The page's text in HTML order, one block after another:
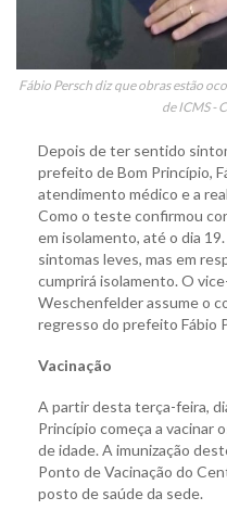
Fábio Persch diz que obras estão
de ICMS -
Depois de ter sentido
prefeito de Bom Princípio,
atendimento médico e a
Como o teste confirmou
em isolamento, até o dia
sintomas leves, mas em
cumprirá isolamento. O
Weschenfelder assume o
regresso do prefeito Fábio
Vacinação
A partir desta terça-feira,
Princípio começa a vacinar
de idade. A imunização
Ponto de Vacinação do
posto de saúde da sede.